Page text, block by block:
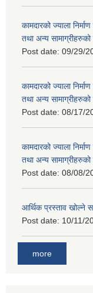
कामदारको ज्याला
तथा अन्य
Post date: 09/29/
कामदारको ज्याला
तथा अन्य
Post date: 08/17/
कामदारको ज्याला
तथा अन्य
Post date: 08/08/
आर्थिक प्रस्ताव खोल्ने
Post date: 10/11/
more